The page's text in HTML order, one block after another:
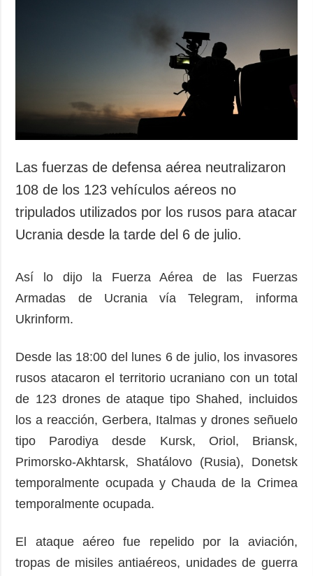
Las fuerzas de defensa aérea neutralizaron
108 de los 123 vehículos aéreos no
tripulados utilizados por los rusos para atacar
Ucrania desde la tarde del 6 de julio.
Así lo dijo la Fuerza Aérea de las Fuerzas
Armadas de Ucrania vía Telegram, informa
Ukrinform.
Desde las 18:00 del lunes 6 de julio, los invasores
rusos atacaron el territorio ucraniano con un total
de 123 drones de ataque tipo Shahed, incluidos
los a reacción, Gerbera, Italmas y drones señuelo
tipo Parodiya desde Kursk, Oriol, Briansk,
Primorsko-Akhtarsk, Shatálovo (Rusia), Donetsk
temporalmente ocupada y Chauda de la Crimea
temporalmente ocupada.
El ataque aéreo fue repelido por la aviación,
tropas de misiles antiaéreos, unidades de guerra